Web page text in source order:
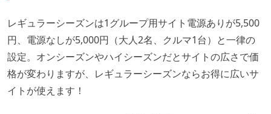
レギュラーシーズンは1グループ用サイト電源ありが5,500
円、電源なしが5,000円（大人2名、クルマ1台）と一律の
設定。オンシーズンやハイシーズンだとサイトの広さで価
格が変わりますが、レギュラーシーズンならお得に広いサ
イトが使えます！